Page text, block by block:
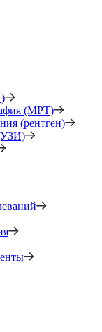
(МРТ)
(рентген)